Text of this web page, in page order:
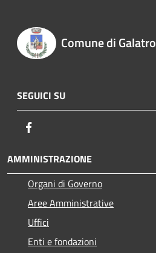
Comune di Galatro
SEGUICI SU
AMMINISTRAZIONE
Organi di Governo
Aree Amministrative
Uffici
Enti e fondazioni